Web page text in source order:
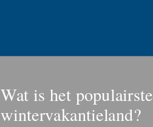
Wat is het populairste
wintervakantieland?